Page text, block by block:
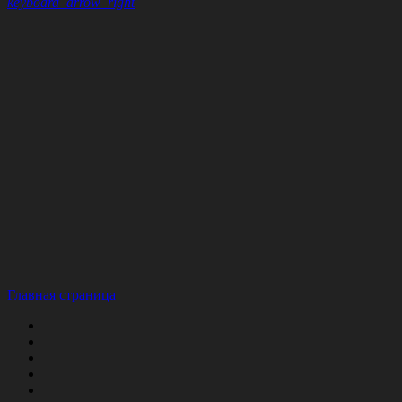
Главная страница